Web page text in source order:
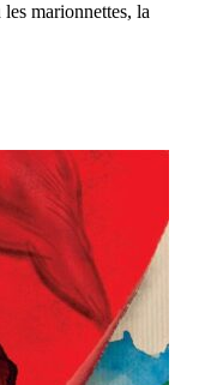
marionnettes, la